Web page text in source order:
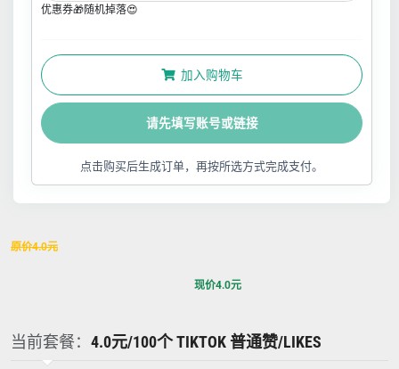
优惠券🎁随机掉落😍
加入购物车
请先填写账号或链接
点击购买后生成订单，再按所选方式完成支付。
原价4.0元
现价4.0元
当前套餐： 4.0元/100个 TIKTOK 普通赞/LIKES